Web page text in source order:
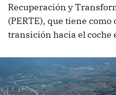
Recuperación y
(PERTE), que tiene
transición hacia el coche